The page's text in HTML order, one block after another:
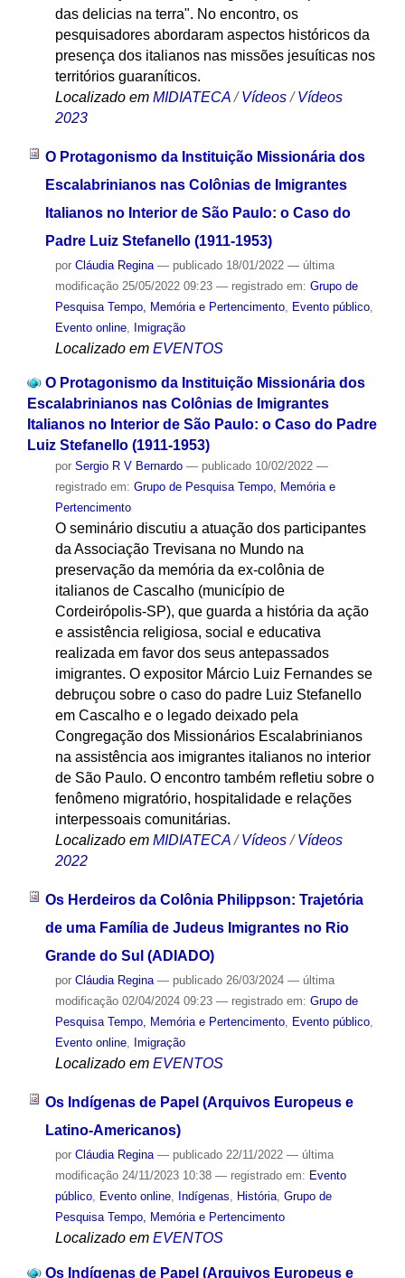
das delicias na terra". No encontro, os
pesquisadores abordaram aspectos históricos da
presença dos italianos nas missões jesuíticas nos
territórios guaraníticos.
Localizado em MIDIATECA /Vídeos /Vídeos
2023
O Protagonismo da Instituição Missionária dos
Escalabrinianos nas Colônias de Imigrantes
Italianos no Interior de São Paulo: o Caso do
Padre Luiz Stefanello (1911-1953)
por Cláudia Regina — publicado18/01/2022 — última
modificação25/05/2022 09:23 — registrado em: Grupo de
Pesquisa Tempo, Memória e Pertencimento, Evento público,
Evento online, Imigração
Localizado em EVENTOS
O Protagonismo da Instituição Missionária dos
Escalabrinianos nas Colônias de Imigrantes
Italianos no Interior de São Paulo: o Caso do Padre
Luiz Stefanello (1911-1953)
por Sergio R V Bernardo — publicado10/02/2022 —
registrado em: Grupo de Pesquisa Tempo, Memória e
Pertencimento
O seminário discutiu a atuação dos participantes
da Associação Trevisana no Mundo na
preservação da memória da ex-colônia de
italianos de Cascalho (município de
Cordeirópolis-SP), que guarda a história da ação
e assistência religiosa, social e educativa
realizada em favor dos seus antepassados
imigrantes. O expositor Márcio Luiz Fernandes se
debruçou sobre o caso do padre Luiz Stefanello
em Cascalho e o legado deixado pela
Congregação dos Missionários Escalabrinianos
na assistência aos imigrantes italianos no interior
de São Paulo. O encontro também refletiu sobre o
fenômeno migratório, hospitalidade e relações
interpessoais comunitárias.
Localizado em MIDIATECA / Vídeos / Vídeos
2022
Os Herdeiros da Colônia Philippson: Trajetória
de uma Família de Judeus Imigrantes no Rio
Grande do Sul (ADIADO)
por Cláudia Regina — publicado26/03/2024 — última
modificação02/04/2024 09:23 — registrado em: Grupo de
Pesquisa Tempo, Memória e Pertencimento, Evento público,
Evento online, Imigração
Localizado em EVENTOS
Os Indígenas de Papel (Arquivos Europeus e
Latino-Americanos)
por Cláudia Regina — publicado22/11/2022 — última
modificação24/11/2023 10:38 — registrado em: Evento
público, Evento online, Indígenas História, Grupo de
Pesquisa Tempo, Memória e Pertencimento
Localizado em EVENTOS
Os Indígenas de Papel (Arquivos Europeus e